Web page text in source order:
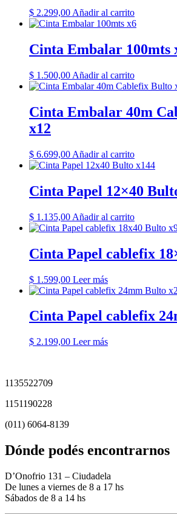
$ 2.299,00 Añadir al carrito
Cinta Embalar 100mts
$ 1.500,00 Añadir al carrito
Cinta Embalar 40m
x12
$ 6.699,00 Añadir al carrito
Cinta Papel 12×40
$ 1.135,00 Añadir al carrito
Cinta Papel cablefix
$ 1.599,00 Leer más
Cinta Papel cablefix
$ 2.199,00 Leer más
1135522709
1151190228
(011) 6064-8139
Dónde podés encontrarnos
D’Onofrio 131 – Ciudadela
De lunes a viernes de 8 a 17 hs
Sábados de 8 a 14 hs